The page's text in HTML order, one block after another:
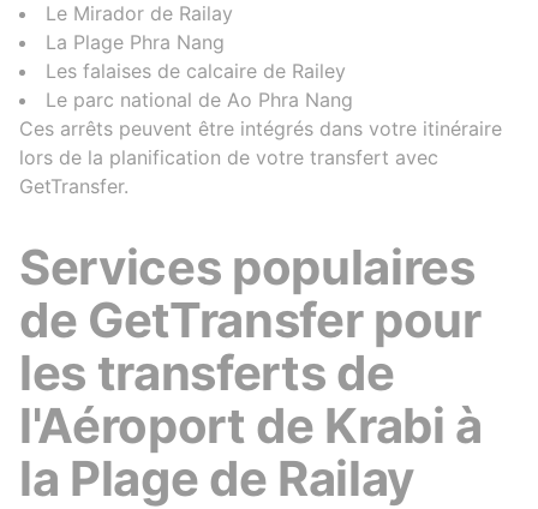
Le Mirador de Railay
La Plage Phra Nang
Les falaises de calcaire de Railey
Le parc national de Ao Phra Nang
Ces arrêts peuvent être intégrés dans votre itinéraire
lors de la planification de votre transfert avec
GetTransfer.
Services populaires
de GetTransfer pour
les transferts de
l'Aéroport de Krabi à
la Plage de Railay